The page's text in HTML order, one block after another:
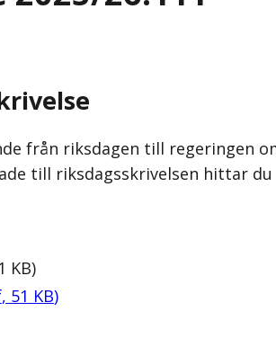
från riksdagen till regeringen
till riksdagsskrivelsen hittar
KB)
, 51 KB)